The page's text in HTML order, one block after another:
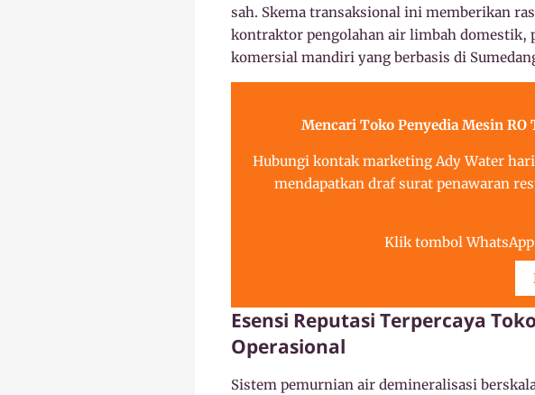
sah. Skema transaksional ini memberikan
kontraktor pengolahan air limbah domestik,
komersial mandiri yang berbasis di
Mencari Toko Penyedia Mesin
Hubungi kontak marketing Ady Water
mendapatkan draf surat penawaran
Klik tombol
Esensi Reputasi Terpercaya
Operasional
Sistem pemurnian air demineralisasi